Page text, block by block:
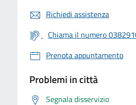
Richiedi assistenza
Chiama il numero
Prenota appuntamento
Problemi in città
Segnala disservizio